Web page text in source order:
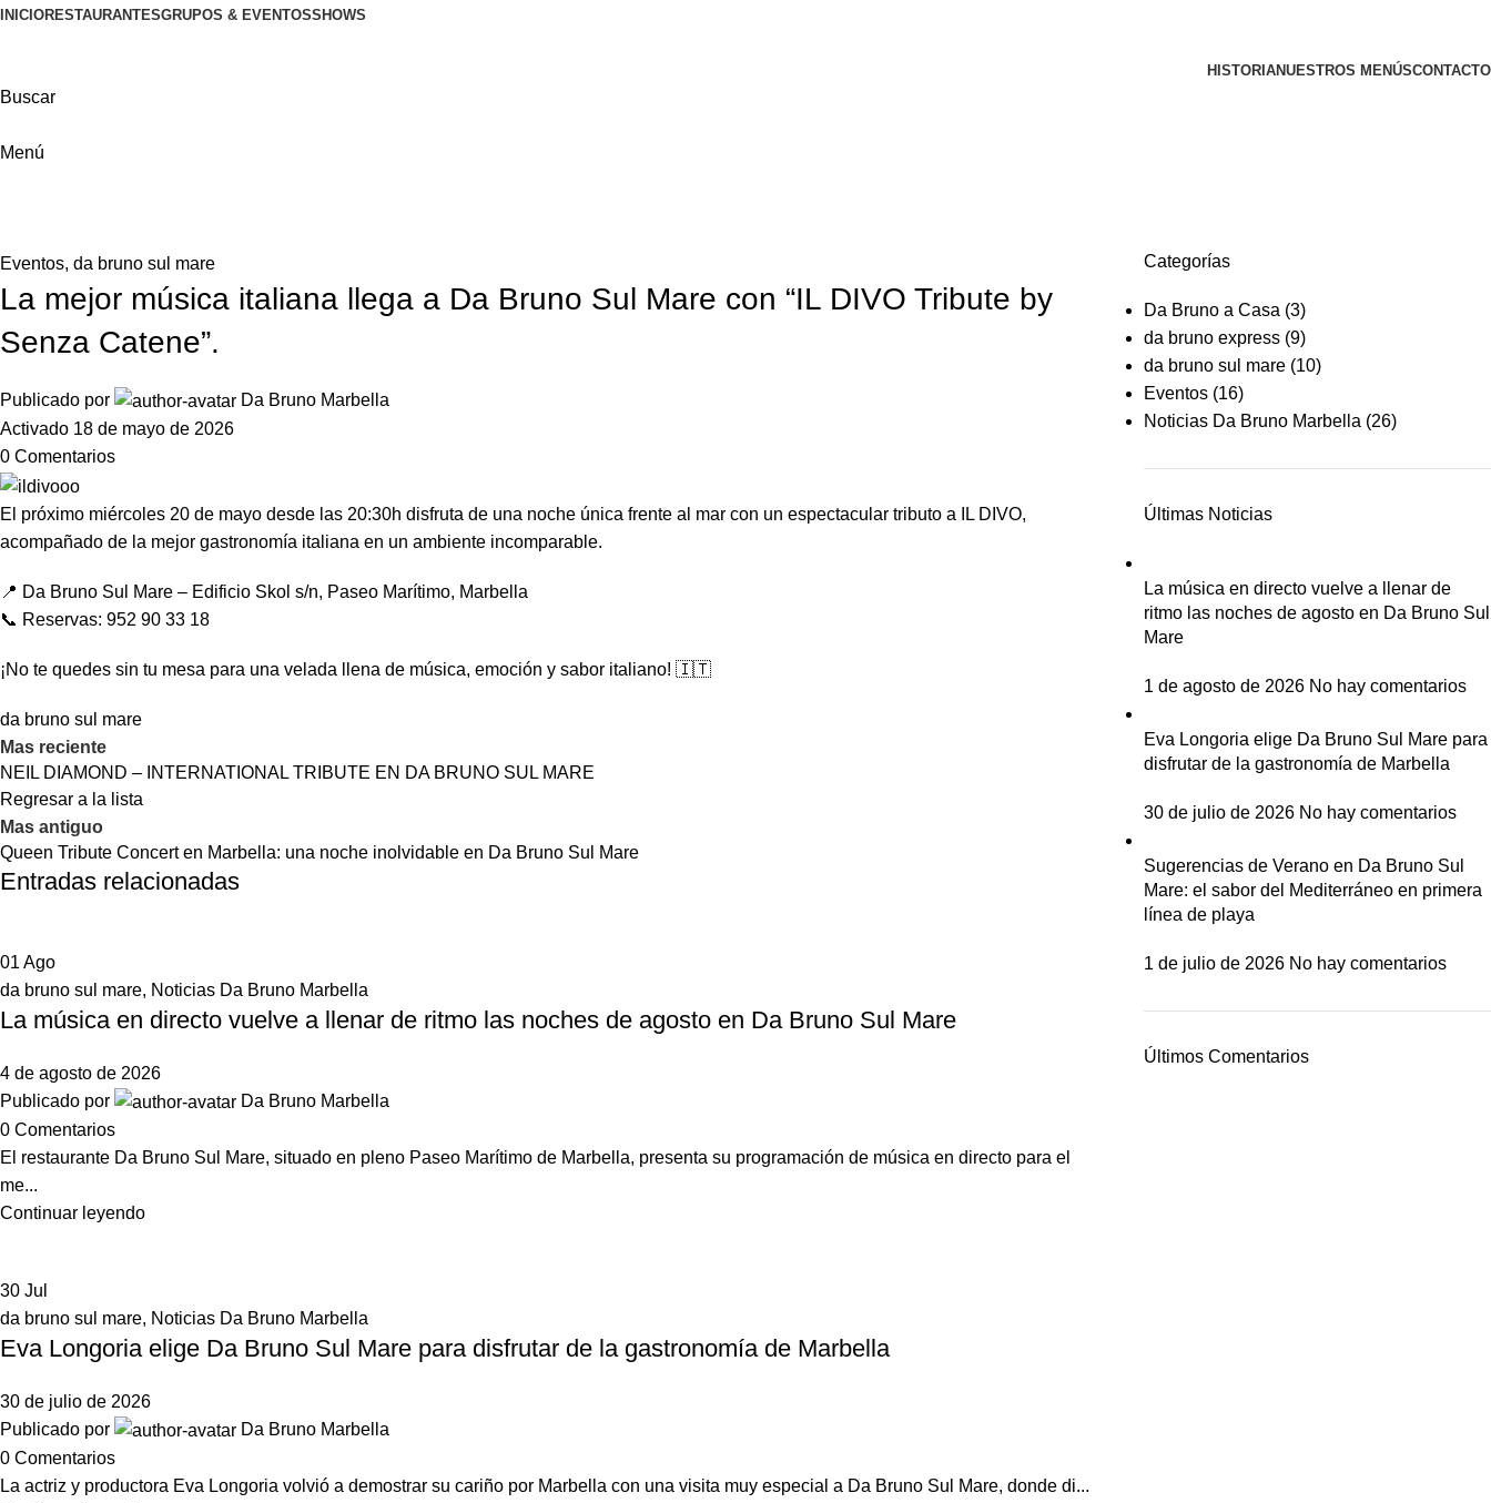
INICIORESTAURANTESGRUPOS & EVENTOSSHOWS
HISTORIANUESTROS MENÚSCONTACTO
Buscar
Menú
Eventos, da bruno sul mare
La mejor música italiana llega a Da Bruno Sul Mare con “IL DIVO Tribute by
Senza Catene”.
Publicado por
Da Bruno Marbella
Activado 18 de mayo de 2026
0 Comentarios
El próximo miércoles 20 de mayo desde las 20:30h disfruta de una noche única frente al mar con un espectacular tributo a IL DIVO,
acompañado de la mejor gastronomía italiana en un ambiente incomparable.
📍 Da Bruno Sul Mare – Edificio Skol s/n, Paseo Marítimo, Marbella
📞 Reservas: 952 90 33 18
¡No te quedes sin tu mesa para una velada llena de música, emoción y sabor italiano! 🇮🇹
da bruno sul mare
Mas reciente
NEIL DIAMOND – INTERNATIONAL TRIBUTE EN DA BRUNO SUL MARE
Regresar a la lista
Mas antiguo
Queen Tribute Concert en Marbella: una noche inolvidable en Da Bruno Sul Mare
Entradas relacionadas
01 Ago
da bruno sul mare, Noticias Da Bruno Marbella
La música en directo vuelve a llenar de ritmo las noches de agosto en Da Bruno Sul Mare
4 de agosto de 2026
Publicado por
Da Bruno Marbella
0 Comentarios
El restaurante Da Bruno Sul Mare, situado en pleno Paseo Marítimo de Marbella, presenta su programación de música en directo para el
me...
Continuar leyendo
30 Jul
da bruno sul mare, Noticias Da Bruno Marbella
Eva Longoria elige Da Bruno Sul Mare para disfrutar de la gastronomía de Marbella
30 de julio de 2026
Publicado por
Da Bruno Marbella
0 Comentarios
La actriz y productora Eva Longoria volvió a demostrar su cariño por Marbella con una visita muy especial a Da Bruno Sul Mare, donde di...
Categorías
Da Bruno a Casa (3)
da bruno express(9)
da bruno sul mare(10)
Eventos(16)
Noticias Da Bruno Marbella (26)
Últimas Noticias
La música en directo vuelve a llenar de
ritmo las noches de agosto en Da Bruno Sul
Mare
1 de agosto de 2026 No hay comentarios
Eva Longoria elige Da Bruno Sul Mare para
disfrutar de la gastronomía de Marbella
30 de julio de 2026 No hay comentarios
Sugerencias de Verano en Da Bruno Sul
Mare: el sabor del Mediterráneo en primera
línea de playa
1 de julio de 2026 No hay comentarios
Últimos Comentarios